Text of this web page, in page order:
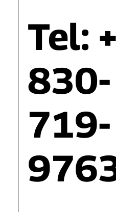
Tel:
830-
719-